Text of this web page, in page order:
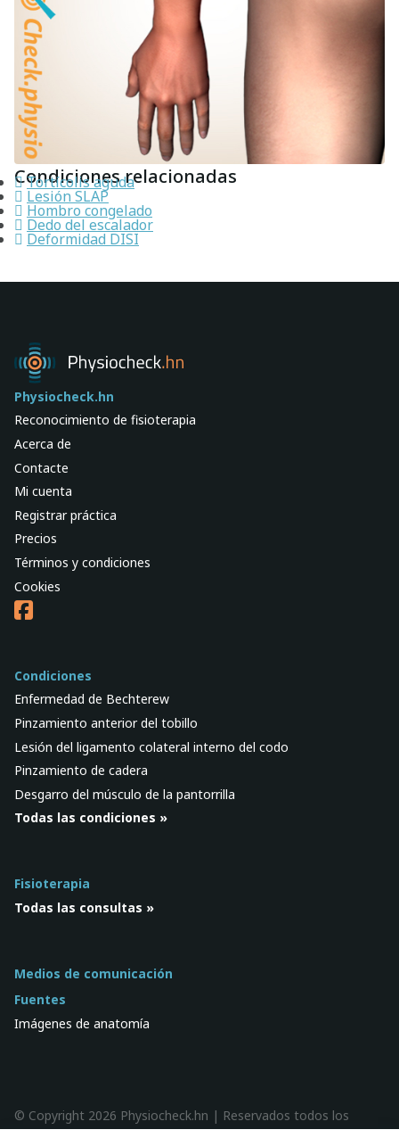
Condiciones relacionadas
Tortícolis aguda
Lesión SLAP
Hombro congelado
Dedo del escalador
Deformidad DISI
Physiocheck.hn
Reconocimiento de fisioterapia
Acerca de
Contacte
Mi cuenta
Registrar práctica
Precios
Términos y condiciones
Cookies
Condiciones
Enfermedad de Bechterew
Pinzamiento anterior del tobillo
Lesión del ligamento colateral interno del codo
Pinzamiento de cadera
Desgarro del músculo de la pantorrilla
Todas las condiciones »
Fisioterapia
Todas las consultas »
Medios de comunicación
Fuentes
Imágenes de anatomía
© Copyright 2026 Physiocheck.hn | Reservados todos los